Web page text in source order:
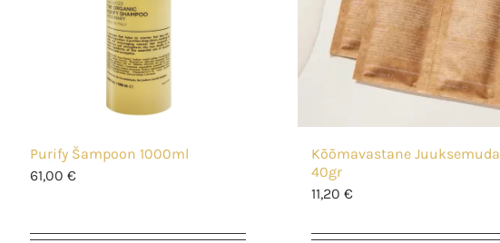
Purify Šampoon 1000ml
61,00 €
Kõõmavastane Juuksemuda
40gr
11,20 €